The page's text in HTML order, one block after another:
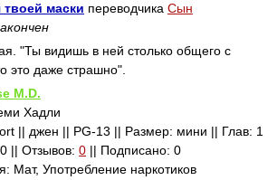
маски переводчика Сын
"Ты видишь в ней столько общего с
это даже страшно".
M.D.
Хадли
|| джен || PG-13 || Размер: мини || Глав: 1
|| Отзывов: 0 || Подписано: 0
Мат, Употребление наркотиков